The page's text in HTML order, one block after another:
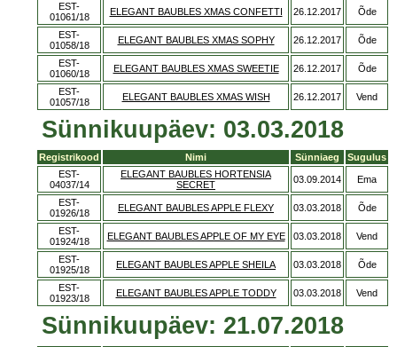
EST-
01061/18
ELEGANT BAUBLES XMAS CONFETTI 26.12.2017 Õde
EST-
01058/18
ELEGANT BAUBLES XMAS SOPHY 26.12.2017 Õde
EST-
01060/18
ELEGANT BAUBLES XMAS SWEETIE 26.12.2017 Õde
EST-
01057/18
ELEGANT BAUBLES XMAS WISH 26.12.2017 Vend
Sünnikuupäev: 03.03.2018
Registrikood Nimi Sünniaeg
Sugulus
EST-
04037/14
ELEGANT BAUBLES HORTENSIA
SECRET
03.09.2014 Ema
EST-
01926/18
ELEGANT BAUBLES APPLE FLEXY 03.03.2018 Õde
EST-
01924/18
ELEGANT BAUBLES APPLE OF MY EYE 03.03.2018 Vend
EST-
01925/18
ELEGANT BAUBLES APPLE SHEILA 03.03.2018 Õde
EST-
01923/18
ELEGANT BAUBLES APPLE TODDY 03.03.2018 Vend
Sünnikuupäev: 21.07.2018